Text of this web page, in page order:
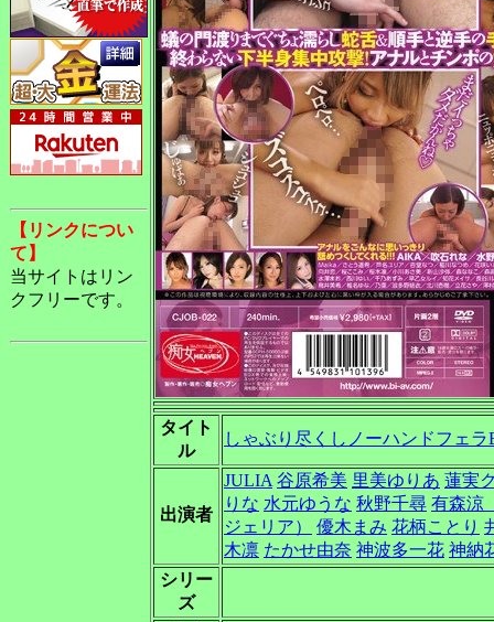
【リンクについ
て】
当サイトはリン
クフリーです。
タイト
ル
しゃぶり尽くしノーハンドフェラ
出演者
JULIA 谷原希美 里美ゆりあ 蓮実
りな 水元ゆうな 秋野千尋 有森涼
ジェリア）
優木まみ 花柄ことり
木凛 たかせ由奈 神波多一花 神納
シリー
ズ